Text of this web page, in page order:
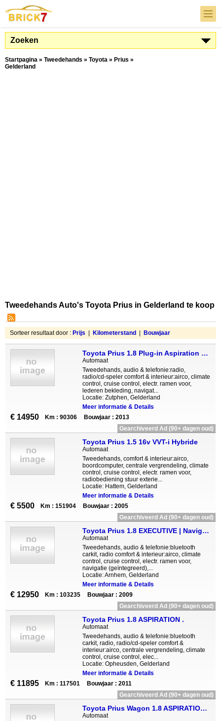
Zoeken
Startpagina » Tweedehands » Toyota » Prius »
Gelderland
Tweedehands Auto's Toyota Prius in Gelderland te koop
Sorteer resultaat door : Prijs Kilometerstand Bouwjaar
Toyota Prius 1.8 Plug-in Aspiration LEER PARELMOER WIT
Automaat
Tweedehands, audio & telefonie:radio,
radio/cd-speler comfort & interieur:airco, climate
control, cruise control, electr. ramen voor,
lederen bekleding, navigat...
Locatie: Zutphen, Gelderland
Meer informatie & Details
€ 14950 Km : 90306
Bouwjaar : 2013
Gearchiveerd Ad (90+ dagen oud)
Toyota Prius 1.5 16v VVT-i Hybride
Automaat
Tweedehands, comfort & interieur:airco,
boordcomputer, centrale vergrendeling, climate
control, cruise control, electr. ramen voor,
radiobediening stuur exterie...
Locatie: Hattem, Gelderland
Meer informatie & Details
€ 5500 Km : 151904
Bouwjaar : 2005
Gearchiveerd Ad (90+ dagen oud)
Toyota Prius 1.8 EXECUTIVE | Navigatie |
Automaat
Tweedehands, audio & telefonie:bluetooth
carkit, radio comfort & interieur:airco, climate
control, cruise control, electr. ramen voor,
navigatie (geïntegreerd),...
Locatie: Arnhem, Gelderland
Meer informatie & Details
€ 12950 Km : 103235
Bouwjaar : 2009
Gearchiveerd Ad (90+ dagen oud)
Toyota Prius 1.8 ASPIRATION .
Automaat
Tweedehands, audio & telefonie:bluetooth
carkit, radio, radio/cd-speler comfort &
interieur:airco, centrale vergrendeling, climate
control, cruise control, elec...
Locatie: Opheusden, Gelderland
Meer informatie & Details
€ 11895 Km : 117501
Bouwjaar : 2011
Gearchiveerd Ad (90+ dagen oud)
Toyota Prius Wagon 1.8 ASPIRATION 96G AUT. *PANO CAMERA NAVI EC
Automaat